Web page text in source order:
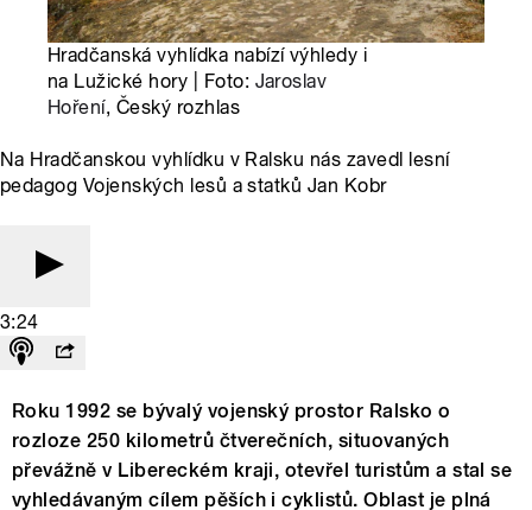
Hradčanská vyhlídka nabízí výhledy i
na Lužické hory | Foto: Jaroslav
Hoření, Český rozhlas
Na Hradčanskou vyhlídku v Ralsku nás zavedl lesní
pedagog Vojenských lesů a statků Jan Kobr
3:24
Roku 1992 se bývalý vojenský prostor Ralsko o
rozloze 250 kilometrů čtverečních, situovaných
převážně v Libereckém kraji, otevřel turistům a stal se
vyhledávaným cílem pěších i cyklistů. Oblast je plná